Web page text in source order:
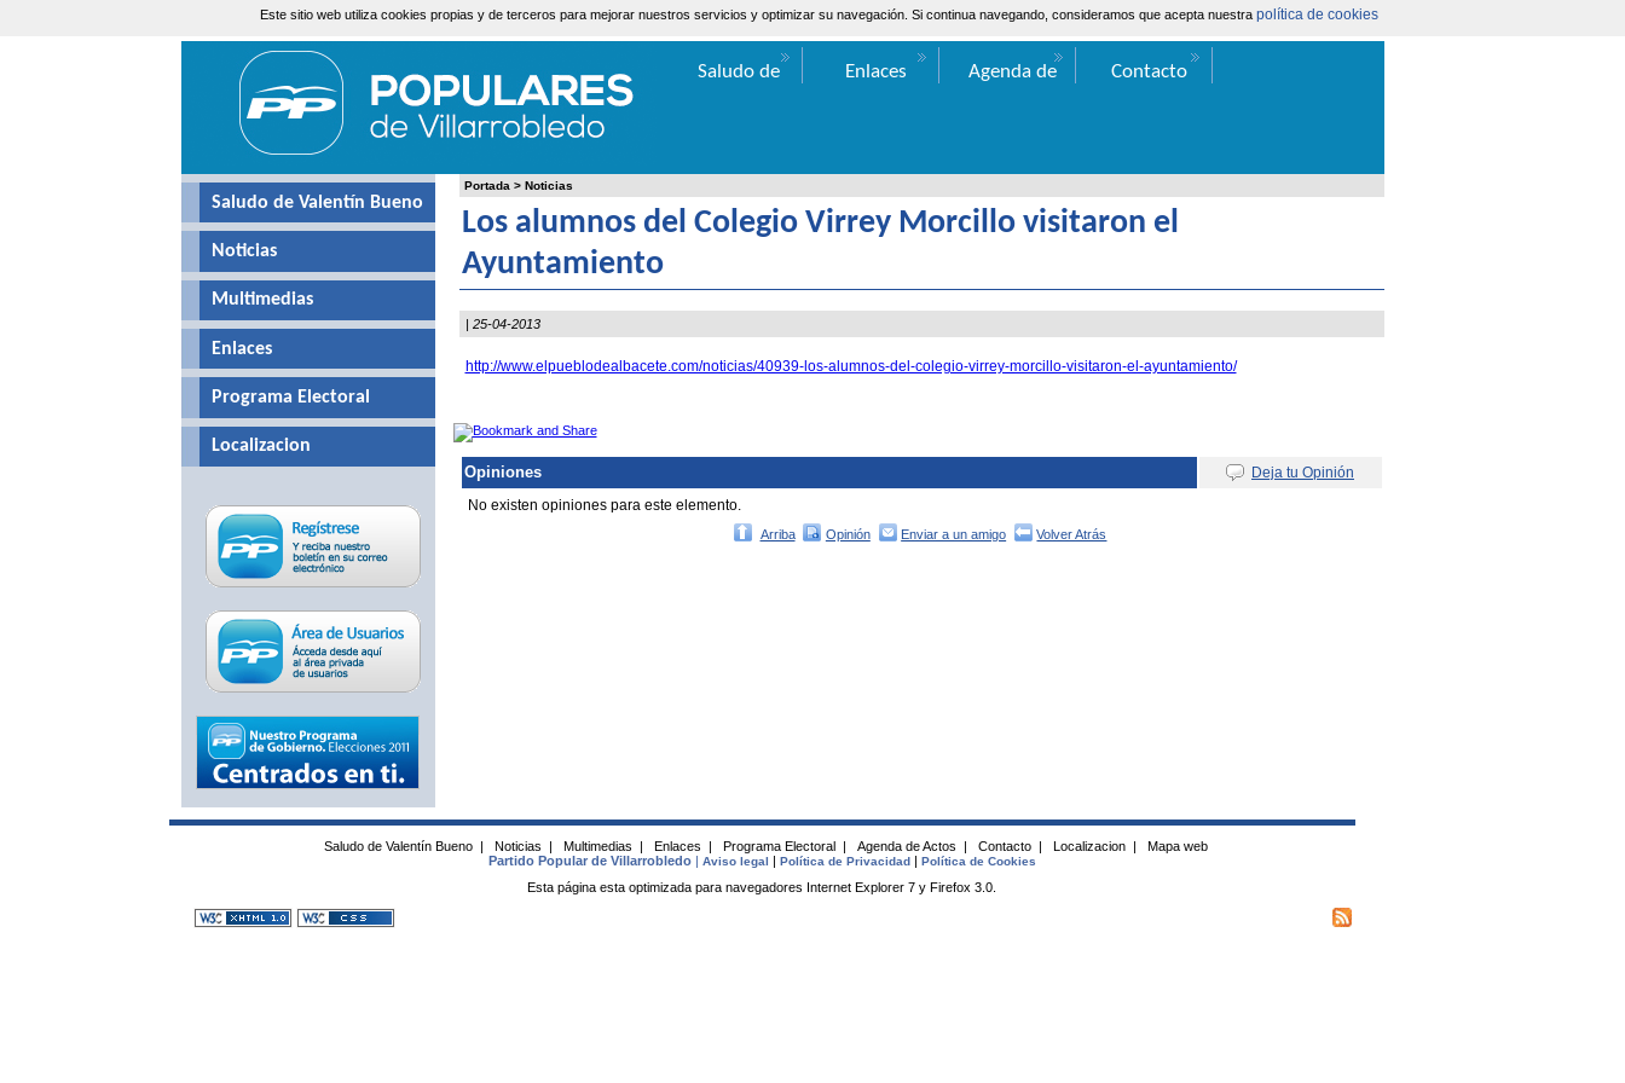
Este sitio web utiliza cookies propias y de terceros para mejorar nuestros servicios y optimizar su navegación. Si continua navegando, consideramos que acepta nuestra política de cookies
Portada > Noticias
Los alumnos del Colegio Virrey Morcillo visitaron el
Ayuntamiento
| 25-04-2013
http://www.elpueblodealbacete.com/noticias/40939-los-alumnos-del-colegio-virrey-morcillo-visitaron-el-ayuntamiento/
Opiniones
Deja tu Opinión
No existen opiniones para este elemento.
Arriba Opinión Enviar a un amigo Volver Atrás
Saludo de Valentín Bueno
Noticias
Multimedias
Enlaces
Programa Electoral
Localizacion
Viernes, 7 de Agosto de 2026 |Contacta
Área Extranet
Saludo de
Enlaces
Agenda de
Contacto
Saludo de Valentín Bueno | Noticias | Multimedias | Enlaces | Programa Electoral | Agenda de Actos | Contacto | Localizacion |
Mapa web
Partido Popular de Villarrobledo| Aviso legal | Política de Privacidad| Política de Cookies
Esta página esta optimizada para navegadores Internet Explorer 7 y Firefox 3.0.